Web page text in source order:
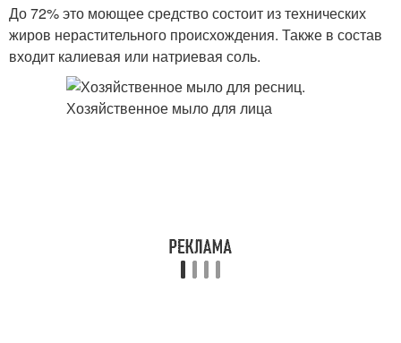
До 72% это моющее средство состоит из технических
жиров нерастительного происхождения. Также в состав
входит калиевая или натриевая соль.